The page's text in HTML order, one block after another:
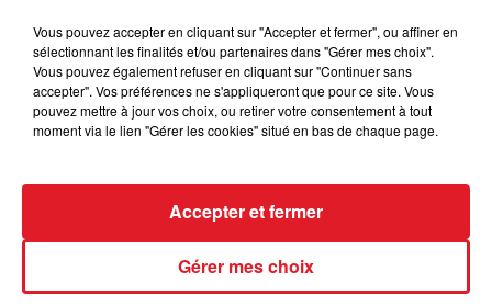
15 juillet 2026
BÉTHUNE: ENQUÊTE POUR HOMICIDE
à des prostituées
Vous pouvez accepter en cliquant sur "Accepter et fermer", ou affiner en
sélectionnant les finalités et/ou partenaires dans "Gérer mes choix".
Vous pouvez également refuser en cliquant sur "Continuer sans
accepter". Vos préférences ne s'appliqueront que pour ce site. Vous
pouvez mettre à jour vos choix, ou retirer votre consentement à tout
moment via le lien "Gérer les cookies" situé en bas de chaque page.
Gérer mes choix
Accepter et fermer